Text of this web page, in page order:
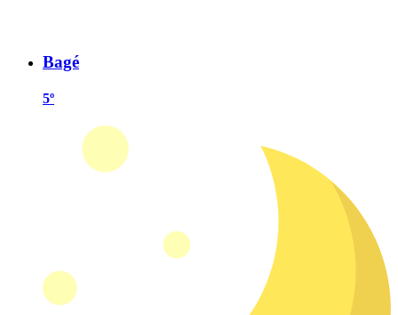
Bagé
5º